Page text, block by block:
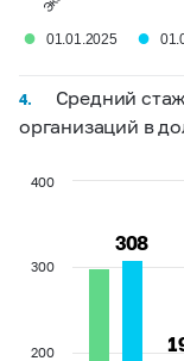
● 01.01.2025 ●
4.
Средний
организаций в
308
308
200
300
400